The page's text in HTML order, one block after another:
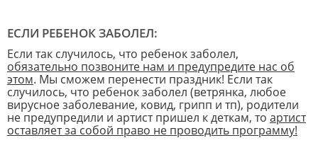
ЕСЛИ РЕБЕНОК ЗАБОЛЕЛ:
Если так случилось, что ребенок заболел,
обязательно позвоните нам и предупредите нас об
этом. Мы сможем перенести праздник! Если так
случилось, что ребенок заболел (ветрянка, любое
вирусное заболевание, ковид, грипп и тп), родители
не предупредили и артист пришел к деткам, то артист
оставляет за собой право не проводить программу!